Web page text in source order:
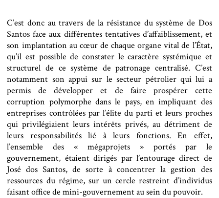
C’est donc au travers de la résistance du système de Dos
Santos face aux différentes tentatives d’affaiblissement, et
son implantation au cœur de chaque organe vital de l’État,
qu’il est possible de constater le caractère systémique et
structurel de ce système de patronage centralisé. C’est
notamment son appui sur le secteur pétrolier qui lui a
permis de développer et de faire prospérer cette
corruption polymorphe dans le pays, en impliquant des
entreprises contrôlées par l’élite du parti et leurs proches
qui privilégiaient leurs intérêts privés, au détriment de
leurs responsabilités lié à leurs fonctions. En effet,
l’ensemble des « mégaprojets » portés par le
gouvernement, étaient dirigés par l’entourage direct de
José dos Santos, de sorte à concentrer la gestion des
ressources du régime, sur un cercle restreint d’individus
faisant office de mini-gouvernement au sein du pouvoir.